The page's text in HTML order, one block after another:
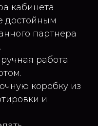
кабинета
достойным
партнера
работа
коробку из
и